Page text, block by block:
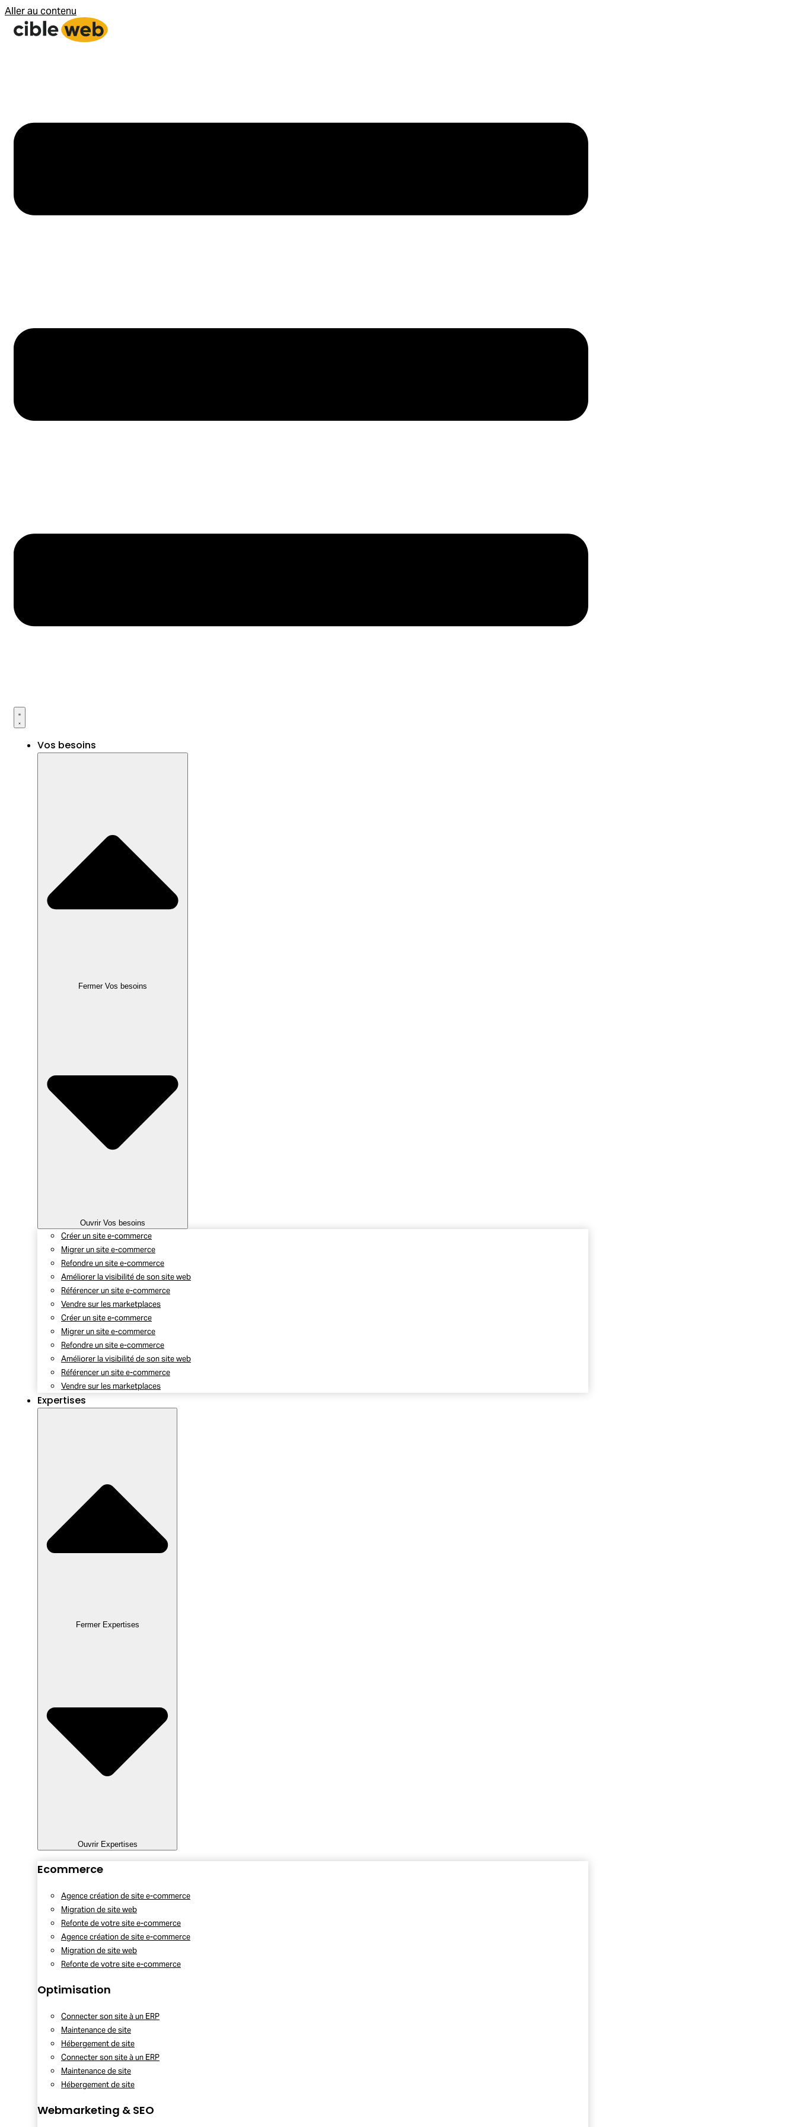
Aller au contenu
Vos besoins
Fermer Vos besoins
Ouvrir Vos besoins
Créer un site e-commerce
Migrer un site e-commerce
Refondre un site e-commerce
Améliorer la visibilité de son site web
Référencer un site e-commerce
Vendre sur les marketplaces
Créer un site e-commerce
Migrer un site e-commerce
Refondre un site e-commerce
Améliorer la visibilité de son site web
Référencer un site e-commerce
Vendre sur les marketplaces
Expertises
Fermer Expertises
Ouvrir Expertises
Ecommerce
Agence création de site e-commerce
Migration de site web
Refonte de votre site e-commerce
Agence création de site e-commerce
Migration de site web
Refonte de votre site e-commerce
Optimisation
Connecter son site à un ERP
Maintenance de site
Hébergement de site
Connecter son site à un ERP
Maintenance de site
Hébergement de site
Webmarketing & SEO